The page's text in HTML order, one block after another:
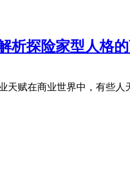
析探险家型人格
赋在商业世界中，有些